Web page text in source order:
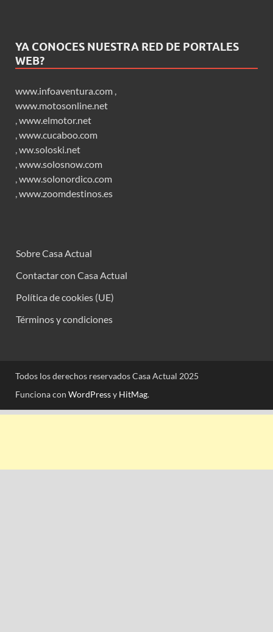
YA CONOCES NUESTRA RED DE PORTALES
WEB?
www.infoaventura.com ,
www.motosonline.net
,www.elmotor.net
,www.cucaboo.com
,ww.soloski.net
,www.solosnow.com
,www.solonordico.com
,www.zoomdestinos.es
Sobre Casa Actual
Contactar con Casa Actual
Política de cookies (UE)
Términos y condiciones
Todos los derechos reservados Casa Actual 2025
Funciona con WordPressy HitMag.